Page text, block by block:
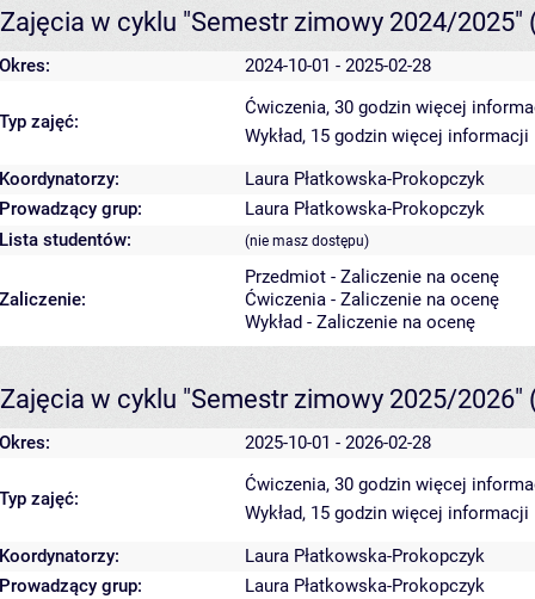
Zajęcia w cyklu "Semestr zimowy 2024/2025"
Okres: 2024-10-01 - 2025-02-28
Typ zajęć:
Ćwiczenia, 30 godzin więcej
Wykład, 15 godzin więcej informacji
Koordynatorzy:
Laura Płatkowska-Prokopczyk
Prowadzący grup:
Laura Płatkowska-Prokopczyk
Lista studentów:
(nie masz dostępu)
Zaliczenie:
Przedmiot - Zaliczenie na ocenę
Ćwiczenia - Zaliczenie na ocenę
Wykład - Zaliczenie na ocenę
Zajęcia w cyklu "Semestr zimowy 2025/2026"
Okres: 2025-10-01 - 2026-02-28
Typ zajęć:
Ćwiczenia, 30 godzin więcej
Wykład, 15 godzin więcej informacji
Koordynatorzy:
Laura Płatkowska-Prokopczyk
Prowadzący grup:
Laura Płatkowska-Prokopczyk